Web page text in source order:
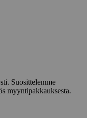
Suosittelemme
myyntipakkauksesta.